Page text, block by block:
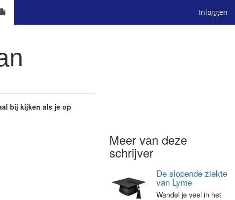
Inloggen
bij kijken als je op
Meer van deze
schrijver
De slopende ziekte
van Lyme
Wandel je veel in het